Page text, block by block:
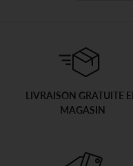
LIVRAISON GRATUITE
MAGASIN